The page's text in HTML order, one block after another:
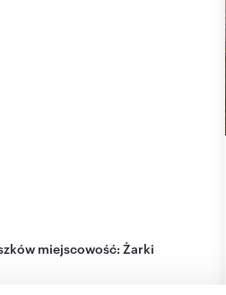
miejscowość: Żarki